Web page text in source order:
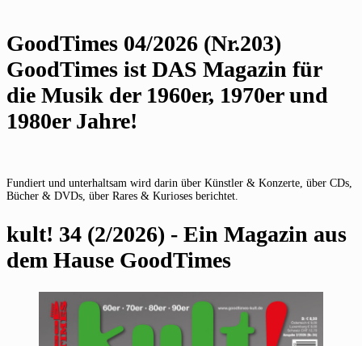
GoodTimes 04/2026 (Nr.203)
GoodTimes ist DAS Magazin für
die Musik der 1960er, 1970er und
1980er Jahre!
Fundiert und unterhaltsam wird darin über Künstler & Konzerte, über CDs,
Bücher & DVDs, über Rares & Kurioses berichtet.
kult! 34 (2/2026) - Ein Magazin aus
dem Hause GoodTimes